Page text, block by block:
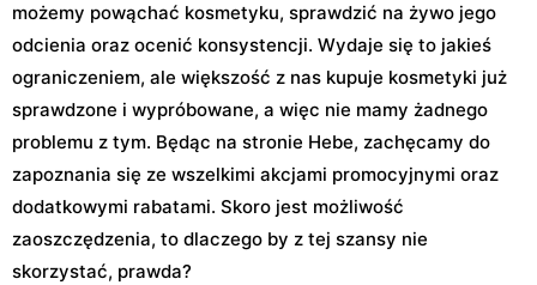
możemy powąchać kosmetyku, sprawdzić na żywo jego
odcienia oraz ocenić konsystencji. Wydaje się to jakieś
ograniczeniem, ale większość z nas kupuje kosmetyki już
sprawdzone i wypróbowane, a więc nie mamy żadnego
problemu z tym. Będąc na stronie Hebe, zachęcamy do
zapoznania się ze wszelkimi akcjami promocyjnymi oraz
dodatkowymi rabatami. Skoro jest możliwość
zaoszczędzenia, to dlaczego by z tej szansy nie
skorzystać, prawda?